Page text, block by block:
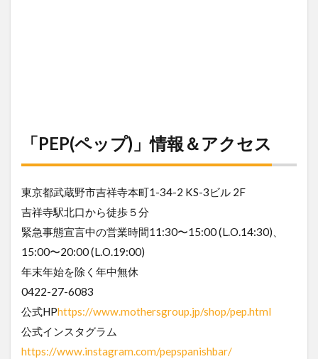
「PEP(ペップ)」情報＆アクセス
東京都武蔵野市吉祥寺本町1-34-2 KS-3ビル 2F
吉祥寺駅北口から徒歩５分
緊急事態宣言中の営業時間11:30〜15:00 (L.O.14:30)、
15:00〜20:00 (L.O.19:00)
年末年始を除く年中無休
0422-27-6083
公式HPhttps://www.mothersgroup.jp/shop/pep.html
公式インスタグラム
https://www.instagram.com/pepspanishbar/